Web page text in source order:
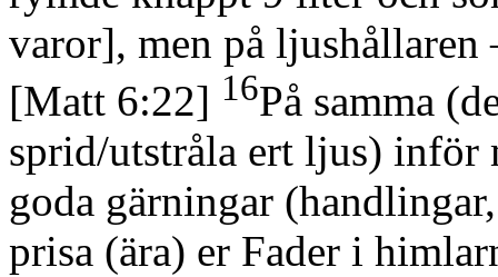
varor], men på
[Matt 6:22] 16På samma
sprid/utstråla ert ljus) inför
goda gärningar
prisa (ära) er Fader i